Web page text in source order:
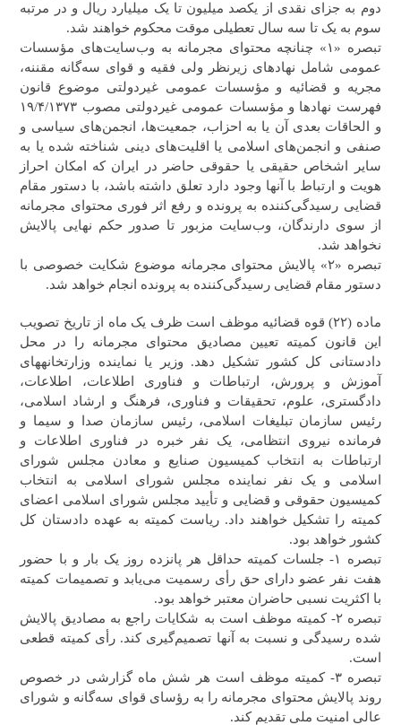
دوم به جزای نقدی از یکصد میلیون تا یک میلیارد ریال و در مرتبه
سوم به یک تا سه سال تعطیلی موقت محکوم خواهند شد.
تبصره «۱» چنانچه محتوای مجرمانه به وب‌سایت‌های مؤسسات
عمومی شامل نهادهای زیرنظر ولی فقیه و قوای سه‌گانه مقننه،
مجریه و قضائیه و مؤسسات عمومی غیردولتی موضوع قانون
فهرست نهادها و مؤسسات عمومی غیردولتی مصوب ۱۹/۴/۱۳۷۳
و الحاقات بعدی آن یا به احزاب، جمعیت‌ها، انجمن‌های سیاسی و
صنفی و انجمن‌های اسلامی یا اقلیت‌های دینی شناخته شده یا به
سایر اشخاص حقیقی یا حقوقی حاضر در ایران که امکان احراز
هویت و ارتباط با آنها وجود دارد تعلق داشته باشد، با دستور مقام
قضایی رسیدگی‌کننده به پرونده و رفع اثر فوری محتوای مجرمانه
از سوی دارندگان، وب‌سایت مزبور تا صدور حکم نهایی پالایش
نخواهد شد.
تبصره «۲» پالایش محتوای مجرمانه موضوع شکایت خصوصی با
دستور مقام قضایی رسیدگی‌کننده به پرونده انجام خواهد شد.
ماده (۲۲) قوه قضائیه موظف است ظرف یک ماه از تاریخ تصویب
این قانون کمیته تعیین مصادیق محتوای مجرمانه را در محل
دادستانی کل کشور تشکیل دهد. وزیر یا نماینده وزارتخانه‎های
آموزش و پرورش، ارتباطات و فناوری اطلاعات، اطلاعات،
دادگستری، علوم،‌ تحقیقات و فناوری، فرهنگ و ارشاد اسلامی،
رئیس سازمان تبلیغات اسلامی، رئیس سازمان‎ صدا و سیما و
فرمانده نیروی انتظامی، یک نفر خبره در فناوری اطلاعات و
ارتباطات به انتخاب کمیسیون صنایع و معادن مجلس شورای
اسلامی و یک نفر نماینده مجلس شورای اسلامی به انتخاب
کمیسیون حقوقی و قضایی و تأیید مجلس شورای اسلامی اعضای
کمیته را تشکیل خواهند داد. ریاست کمیته به عهده دادستان کل
کشور خواهد بود.
تبصره ۱- جلسات کمیته حداقل هر پانزده روز یک بار و با حضور
هفت نفر عضو دارای حق رأی رسمیت می‌یابد و تصمیمات کمیته
با اکثریت نسبی حاضران معتبر خواهد بود.
تبصره ۲- کمیته موظف است به شکایات راجع به مصادیق پالایش
شده رسیدگی و نسبت به آنها تصمیم‌گیری کند. رأی کمیته قطعی
است.
تبصره ۳- کمیته موظف است هر شش ماه گزارشی در خصوص
روند پالایش محتوای مجرمانه را به رؤسای قوای سه‌گانه و شورای
عالی امنیت ملی تقدیم کند. ‎